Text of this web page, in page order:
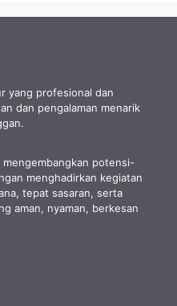
yang profesional dan
dan pengalaman menarik
potensi-
menghadirkan kegiatan
tepat sasaran, serta
aman, nyaman, berkesan